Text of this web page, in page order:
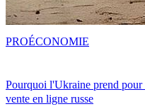
Pourquoi l'Ukraine prend
vente en ligne russe
PROÉCONOMIE